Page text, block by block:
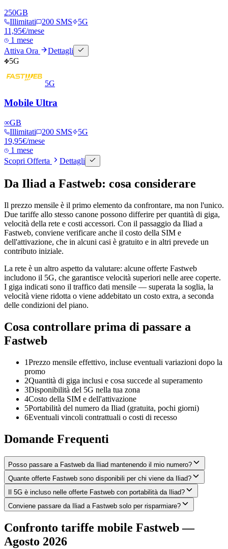
250GB
Illimitati
200 SMS
5G
11,95€/mese
1 mese
Attiva Ora
Dettagli
5G
5G
Mobile Ultra
∞GB
Illimitati
200 SMS
5G
19,95€/mese
1 mese
Scopri Offerta
Dettagli
Da Iliad a Fastweb: cosa considerare
Il prezzo mensile è il primo elemento da confrontare, ma non l'unico.
Due tariffe allo stesso canone possono differire per quantità di giga,
velocità della rete e costi accessori. Con il passaggio da Iliad a
Fastweb, conviene verificare anche il costo della SIM e
dell'attivazione, che in alcuni casi è gratuito e in altri prevede un
contributo iniziale.
La rete è un altro aspetto da valutare: alcune offerte Fastweb
includono il 5G, che garantisce velocità superiori nelle aree coperte.
I giga indicati sono il traffico dati mensile — superata la soglia, la
velocità viene ridotta o viene addebitato un costo extra, a seconda
delle condizioni del piano.
Cosa controllare prima di passare a
Fastweb
1Prezzo mensile effettivo, incluse eventuali variazioni dopo la
promo
2Quantità di giga inclusi e cosa succede al superamento
3Disponibilità del 5G nella tua zona
4Costo della SIM e dell'attivazione
5Portabilità del numero da Iliad (gratuita, pochi giorni)
6Eventuali vincoli contrattuali o costi di recesso
Domande Frequenti
Posso passare a Fastweb da Iliad mantenendo il mio numero?
Quante offerte Fastweb sono disponibili per chi viene da Iliad?
Il 5G è incluso nelle offerte Fastweb con portabilità da Iliad?
Conviene passare da Iliad a Fastweb solo per risparmiare?
Confronto tariffe mobile Fastweb —
Agosto 2026